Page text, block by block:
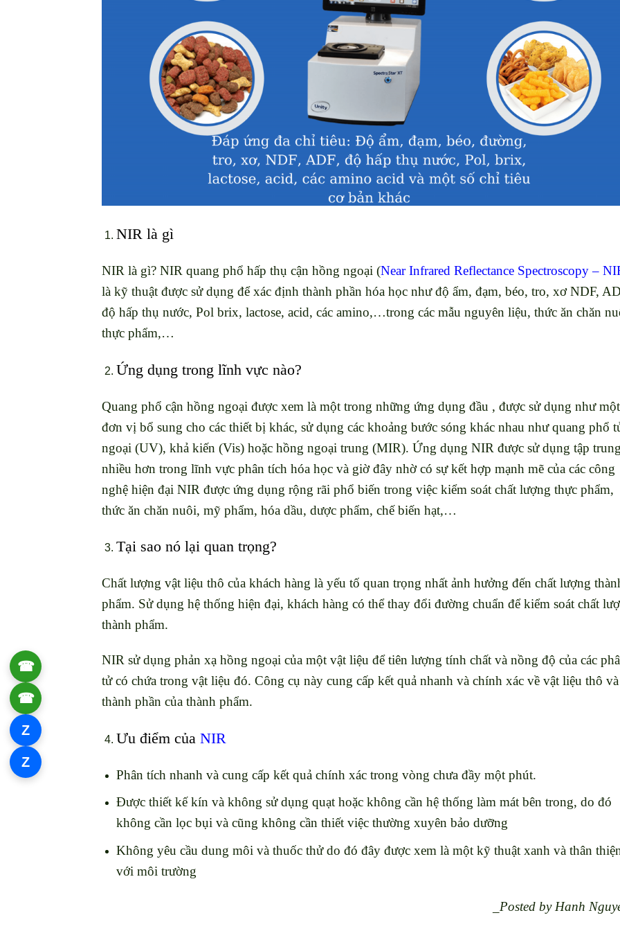
NIR là gì
NIR là gì? NIR quang phổ hấp thụ cận hồng ngoại (Near Infrared Reflectance Spectroscopy –
là kỹ thuật được sử dụng để xác định thành phần hóa học như độ ẩm, đạm, béo, tro, xơ NDF,
độ hấp thụ nước, Pol brix, lactose, acid, các amino,…trong các mẫu nguyên liệu, thức ăn chăn
thực phẩm,…
Ứng dụng trong lĩnh vực nào?
Quang phổ cận hồng ngoại được xem là một trong những ứng dụng đầu , được sử dụng như một
đơn vị bổ sung cho các thiết bị khác, sử dụng các khoảng bước sóng khác nhau như quang phổ
ngoại (UV), khả kiến (Vis) hoặc hồng ngoại trung (MIR). Ứng dụng NIR được sử dụng tập trung
nhiều hơn trong lĩnh vực phân tích hóa học và giờ đây nhờ có sự kết hợp mạnh mẽ của các công
nghệ hiện đại NIR được ứng dụng rộng rãi phổ biến trong việc kiểm soát chất lượng thực phẩm,
thức ăn chăn nuôi, mỹ phẩm, hóa dầu, dược phẩm, chế biến hạt,…
Tại sao nó lại quan trọng?
Chất lượng vật liệu thô của khách hàng là yếu tố quan trọng nhất ảnh hưởng đến chất lượng
phẩm. Sử dụng hệ thống hiện đại, khách hàng có thể thay đổi đường chuẩn để kiểm soát chất
thành phẩm.
NIR sử dụng phản xạ hồng ngoại của một vật liệu để tiên lượng tính chất và nồng độ của các
tử có chứa trong vật liệu đó. Công cụ này cung cấp kết quả nhanh và chính xác về vật liệu thô và
thành phần của thành phẩm.
Ưu điểm của NIR
Phân tích nhanh và cung cấp kết quả chính xác trong vòng chưa đầy một phút.
Được thiết kế kín và không sử dụng quạt hoặc không cần hệ thống làm mát bên trong, do đó
không cần lọc bụi và cũng không cần thiết việc thường xuyên bảo dưỡng
Không yêu cầu dung môi và thuốc thử do đó đây được xem là một kỹ thuật xanh và thân
với môi trường
_Posted by Hanh
☎ 0906 061 857
☎
Z
Z